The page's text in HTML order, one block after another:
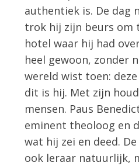
authentiek is. De dag
trok hij zijn beurs om
hotel waar hij had
heel gewoon, zonder
wereld wist toen:
dit is hij. Met zijn
mensen. Paus
eminent theoloog en
wat hij zei en deed.
ook leraar natuurlijk,